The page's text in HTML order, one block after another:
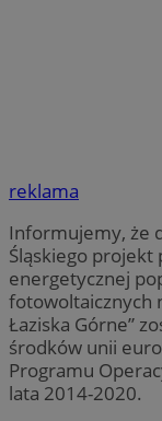
reklama
Informujemy, że
Śląskiego projekt
energetycznej
fotowoltaicznych
Łaziska Górne”
środków unii
Programu
lata 2014-2020.